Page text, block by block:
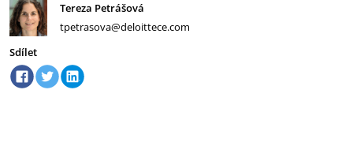
Tereza Petrášová
tpetrasova@deloittece.com
Sdílet